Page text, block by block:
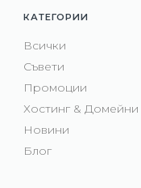
КАТЕГОРИИ
Всички
Съвети
Промоции
Хостинг & Домейни
Новини
Блог